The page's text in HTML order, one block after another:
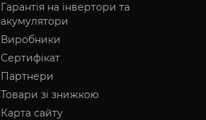
Гарантія на інвертори та
акумулятори
Виробники
Сертифікат
Партнери
Товари зі знижкою
Карта сайту